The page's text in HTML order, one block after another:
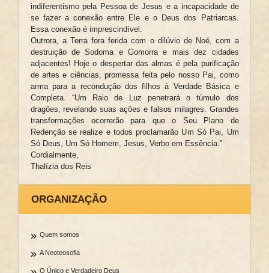
indiferentismo pela Pessoa de Jesus e a incapacidade de
se fazer a conexão entre Ele e o Deus dos Patriarcas.
Essa conexão é imprescindível.
Outrora, a Terra fora ferida com o dilúvio de Noé, com a
destruição de Sodoma e Gomorra e mais dez cidades
adjacentes! Hoje o despertar das almas é pela purificação
de artes e ciências, promessa feita pelo nosso Pai, como
arma para a recondução dos filhos à Verdade Básica e
Completa. “Um Raio de Luz penetrará o túmulo dos
dragões, revelando suas ações e falsos milagres. Grandes
transformações ocorrerão para que o Seu Plano de
Redenção se realize e todos proclamarão Um Só Pai, Um
Só Deus, Um Só Homem, Jesus, Verbo em Essência.”
Cordialmente,
Thalízia dos Reis
ORGANIZAÇÃO
Quem somos
A Neoteosofia
O Único e Verdadeiro Deus